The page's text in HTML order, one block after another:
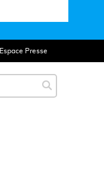
Espace Presse